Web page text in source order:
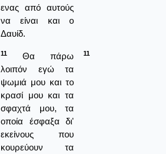
ενας από αυτούς
να είναι και ο
Δαυίδ.
11
Θα πάρω
λοιπόν εγώ τα
ψωμιά μου και το
κρασί μου και τα
σφαχτά μου, τα
οποία έσφαξα δι'
εκείνους που
κουρεύουν τα
11